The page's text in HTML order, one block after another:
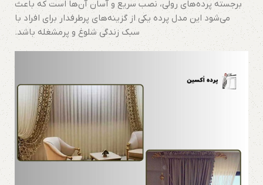
برجسته پرده‌های رولی، نصب سریع و آسان آن‌ها است که باعث
می‌شود این مدل پرده یکی از گزینه‌های پرطرفدار برای افراد با
سبک زندگی شلوغ و پرمشغله باشد.